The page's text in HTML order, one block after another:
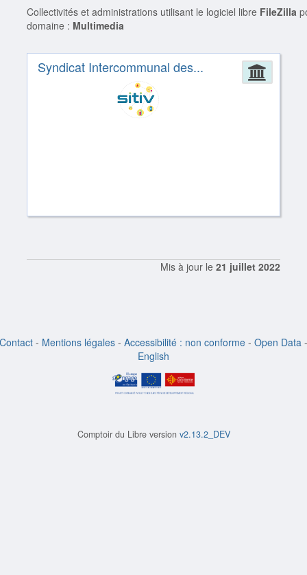
Collectivités et administrations utilisant le logiciel libre FileZilla
domaine : Multimedia
Syndicat Intercommunal des...
Mis à jour le 21 juillet 2022
Contact - Mentions légales - Accessibilité : non conforme - Open Data -
English
Comptoir du Libre version v2.13.2_DEV